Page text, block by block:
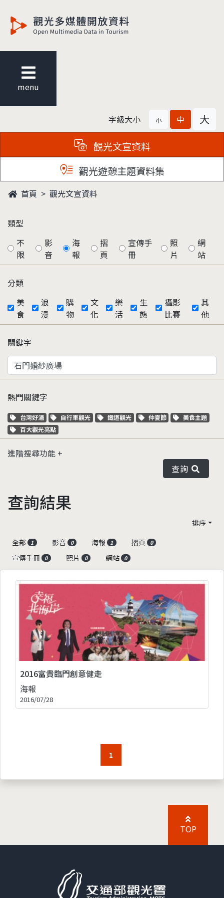
menu
字級大小 小 中 大
觀光文宣資料
觀光遊憩主題資料集
首頁 觀光文宣資料
類型
不
限
影
音
海
報
摺
頁
宣傳手
冊
照
片
網
站
分類
美
食
浪
漫
購
物
文
化
樂
活
生
態
攝影
比賽
其
他
關鍵字
熱門關鍵字
關鍵字標籤
台灣好湯 關鍵字標籤
自行車觀光 關鍵字標籤
鐵道觀光 關鍵字標籤
仲夏節 關鍵字標籤
美食主題
關鍵字標籤
百大觀光亮點
進階搜尋功能
查詢
查詢結果
排序
全部
1 影音 0 海報 1 摺頁 0
宣傳手冊 0 照片 0 網站 0
2016富貴臨門創意健走
海報
2016/07/28
1
TOP